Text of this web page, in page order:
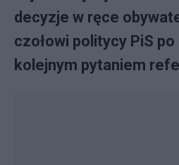
decyzje w ręce
czołowi politycy PiS
kolejnym pytaniem